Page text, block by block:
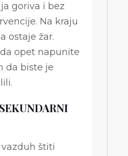
goriva i bez
Na kraju
ostaje žar.
opet napunite
da biste je
štiti